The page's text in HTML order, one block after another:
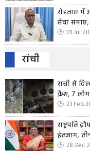
रोहतास में
सेवा
01 Jul
रांची
रांची से
क्रैश, 7
23 Feb
राष्ट्रपति
इंतजाम,
28 Dec